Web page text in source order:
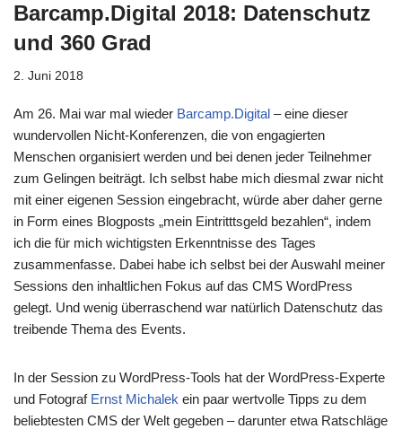
Barcamp.Digital 2018: Datenschutz
und 360 Grad
2. Juni 2018
Am 26. Mai war mal wieder Barcamp.Digital – eine dieser
wundervollen Nicht-Konferenzen, die von engagierten
Menschen organisiert werden und bei denen jeder Teilnehmer
zum Gelingen beiträgt. Ich selbst habe mich diesmal zwar nicht
mit einer eigenen Session eingebracht, würde aber daher gerne
in Form eines Blogposts „mein Eintritttsgeld bezahlen“, indem
ich die für mich wichtigsten Erkenntnisse des Tages
zusammenfasse. Dabei habe ich selbst bei der Auswahl meiner
Sessions den inhaltlichen Fokus auf das CMS WordPress
gelegt. Und wenig überraschend war natürlich Datenschutz das
treibende Thema des Events.
In der Session zu WordPress-Tools hat der WordPress-Experte
und Fotograf Ernst Michalek ein paar wertvolle Tipps zu dem
beliebtesten CMS der Welt gegeben – darunter etwa Ratschläge